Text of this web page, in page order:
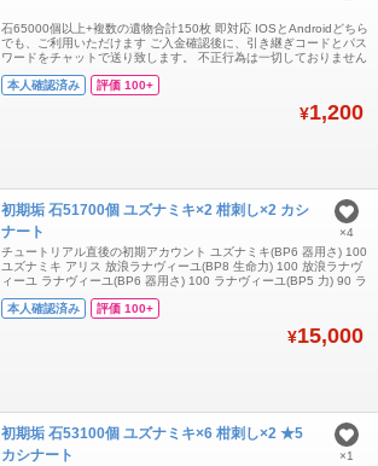
石65000個以上+複数の遺物合計150枚 即対応 IOSとAndroidどちら
でも、ご利用いただけます ご入金確認後に、引き継ぎコードとパス
ワードをチャットで送り致します。 不正行為は一切しておりません
本人確認済み
評価 100+
¥1,200
初期垢 石51700個 ユズナミキ×2 柑刺し×2 カシ
ナート
チュートリアル直後の初期アカウント ユズナミキ(BP6 器用さ) 100
ユズナミキ アリス 放浪ラナヴィーユ(BP8 生命力) 100 放浪ラナヴ
ィーユ ラナヴィーユ(BP6 器用さ) 100 ラナヴィーユ(BP5 力) 90 ラ
ナ エカテリーナ エカテリーナ アベニウス(BP7 生命力) 100 アベニ
本人確認済み 評価 100+
¥15,000
×4
初期垢 石53100個 ユズナミキ×6 柑刺し×2 ★5
カシナート
×1